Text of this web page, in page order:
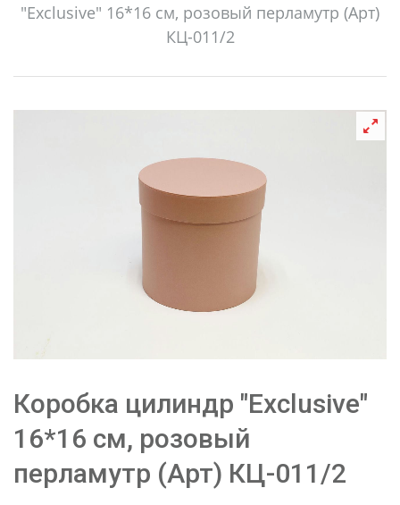
"Exclusive" 16*16 см, розовый перламутр (Арт)
КЦ-011/2
Коробка цилиндр "Exclusive"
16*16 см, розовый
перламутр (Арт) КЦ-011/2